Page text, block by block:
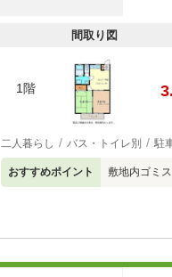
間取り図
1階
二人暮らし バス・トイレ別 駐
おすすめポイント 敷地内ゴミ